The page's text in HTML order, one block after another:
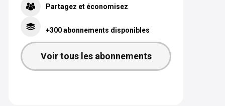
Partagez et économisez
+300 abonnements disponibles
Voir tous les abonnements